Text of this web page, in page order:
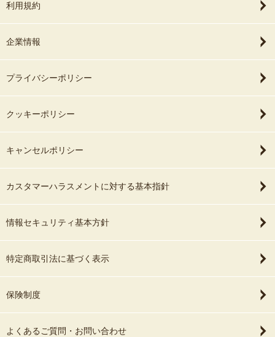
利用規約
企業情報
プライバシーポリシー
クッキーポリシー
キャンセルポリシー
カスタマーハラスメントに対する基本指針
情報セキュリティ基本方針
特定商取引法に基づく表示
保険制度
よくあるご質問・お問い合わせ